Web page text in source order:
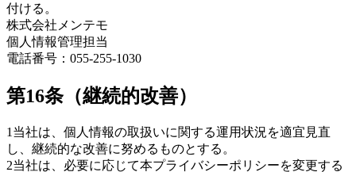
付ける。
株式会社メンテモ
個人情報管理担当
電話番号： 055-255-1030
第16条（継続的改善）
1 当社は、個人情報の取扱いに関する運用状況を適宜見直
し、継続的な改善に努めるものとする。
2当社は、必要に応じて本プライバシーポリシーを変更する